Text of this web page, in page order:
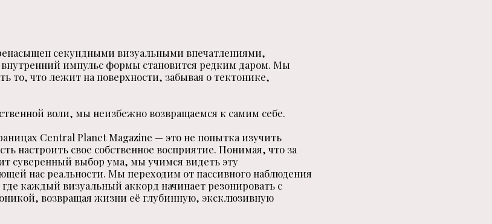
секундными визуальными впечатлениями,
внутренний импульс формы становится редким даром. Мы
то, что лежит на поверхности, забывая о тектонике,
воли, мы неизбежно возвращаемся к самим себе.
Central Planet Magazine — это не попытка изучить
настроить свое собственное восприятие. Понимая, что за
суверенный выбор ума, мы учимся видеть эту
нас реальности. Мы переходим от пассивного наблюдения
каждый визуальный аккорд начинает резонировать с
возвращая жизни её глубинную, эксклюзивную